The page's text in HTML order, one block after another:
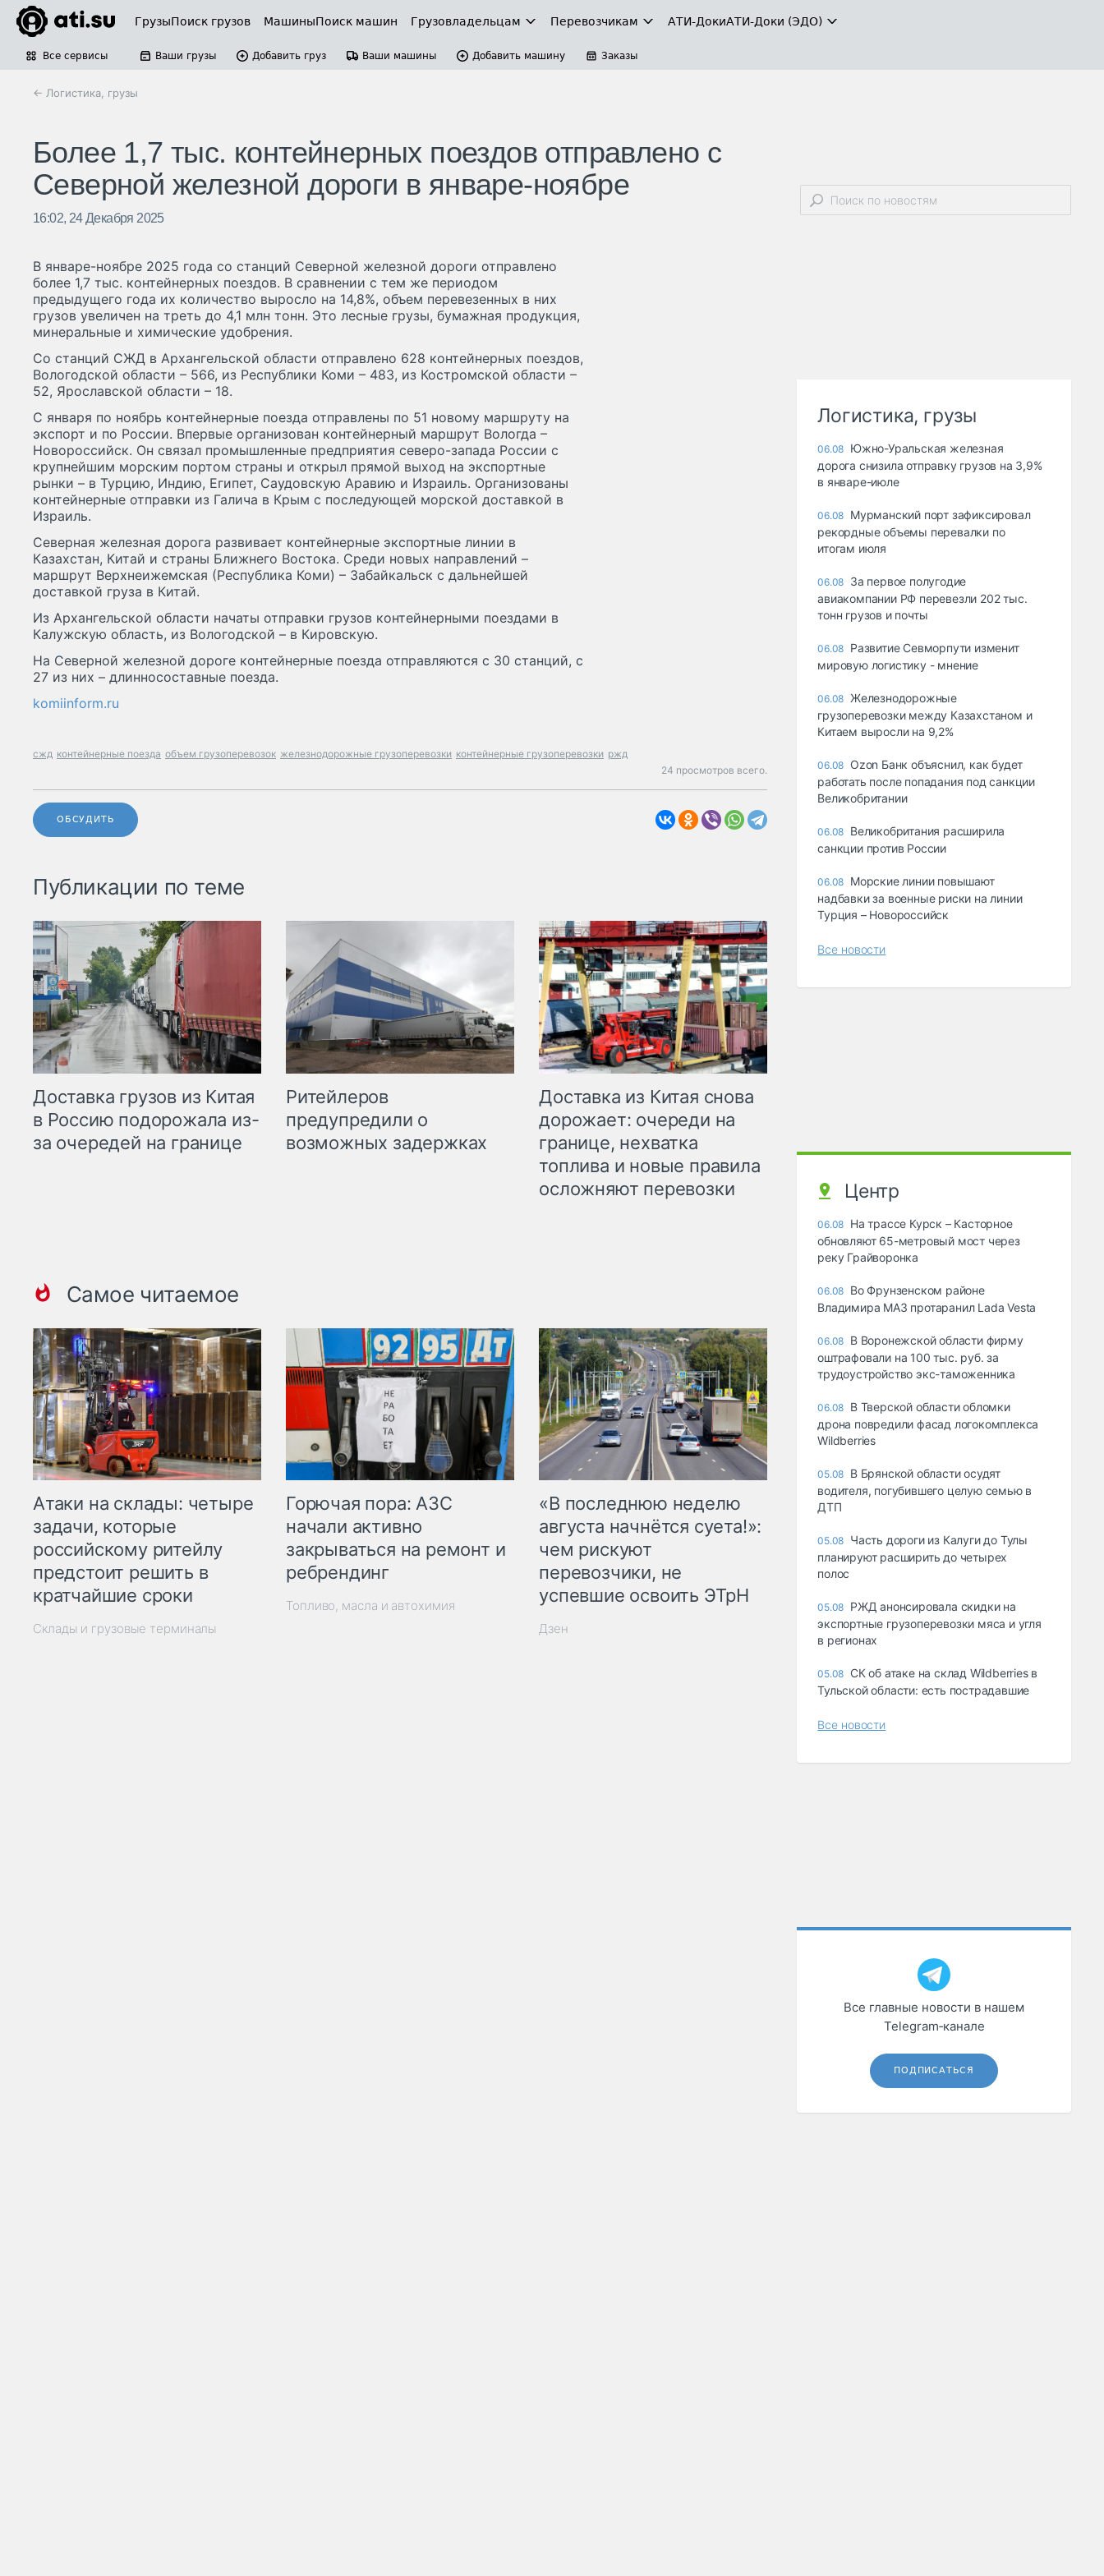
ГрузыПоиск грузов МашиныПоиск машин Грузовладельцам Перевозчикам АТИ-ДокиАТИ-Доки (ЭДО)
Все сервисы Ваши грузы Добавить груз Ваши машины Добавить машину Заказы
← Логистика, грузы
Более 1,7 тыс. контейнерных поездов отправлено с
Северной железной дороги в январе-ноябре
16:02, 24 Декабря 2025
В январе-ноябре 2025 года со станций Северной железной дороги отправлено
более 1,7 тыс. контейнерных поездов. В сравнении с тем же периодом
предыдущего года их количество выросло на 14,8%, объем перевезенных в них
грузов увеличен на треть до 4,1 млн тонн. Это лесные грузы, бумажная продукция,
минеральные и химические удобрения.
Со станций СЖД в Архангельской области отправлено 628 контейнерных поездов,
Вологодской области – 566, из Республики Коми – 483, из Костромской области –
52, Ярославской области – 18.
С января по ноябрь контейнерные поезда отправлены по 51 новому маршруту на
экспорт и по России. Впервые организован контейнерный маршрут Вологда –
Новороссийск. Он связал промышленные предприятия северо-запада России с
крупнейшим морским портом страны и открыл прямой выход на экспортные
рынки – в Турцию, Индию, Египет, Саудовскую Аравию и Израиль. Организованы
контейнерные отправки из Галича в Крым с последующей морской доставкой в
Израиль.
Северная железная дорога развивает контейнерные экспортные линии в
Казахстан, Китай и страны Ближнего Востока. Среди новых направлений –
маршрут Верхнеижемская (Республика Коми) – Забайкальск с дальнейшей
доставкой груза в Китай.
Из Архангельской области начаты отправки грузов контейнерными поездами в
Калужскую область, из Вологодской – в Кировскую.
На Северной железной дороге контейнерные поезда отправляются с 30 станций, с
27 из них – длинносоставные поезда.
komiinform.ru
сжд контейнерные поезда объем грузоперевозок железнодорожные грузоперевозки контейнерные грузоперевозки ржд
24 просмотров всего.
ОБСУДИТЬ
Публикации по теме
Доставка грузов из Китая
в Россию подорожала из-
за очередей на границе
Ритейлеров
предупредили о
возможных задержках
Доставка из Китая снова
дорожает: очереди на
границе, нехватка
топлива и новые правила
осложняют перевозки
Самое читаемое
Атаки на склады: четыре
задачи, которые
российскому ритейлу
предстоит решить в
кратчайшие сроки
Склады и грузовые терминалы
Горючая пора: АЗС
начали активно
закрываться на ремонт и
ребрендинг
Топливо, масла и автохимия
«В последнюю неделю
августа начнётся суета!»:
чем рискуют
перевозчики, не
успевшие освоить ЭТрН
Дзен
Логистика, грузы
06.08 Южно-Уральская железная
дорога снизила отправку грузов на 3,9%
в январе-июле
06.08 Мурманский порт зафиксировал
рекордные объемы перевалки по
итогам июля
06.08 За первое полугодие
авиакомпании РФ перевезли 202 тыс.
тонн грузов и почты
06.08 Развитие Севморпути изменит
мировую логистику - мнение
06.08 Железнодорожные
грузоперевозки между Казахстаном и
Китаем выросли на 9,2%
06.08 Ozon Банк объяснил, как будет
работать после попадания под санкции
Великобритании
06.08 Великобритания расширила
санкции против России
06.08 Морские линии повышают
надбавки за военные риски на линии
Турция – Новороссийск
Все новости
Центр
06.08 На трассе Курск – Касторное
обновляют 65-метровый мост через
реку Грайворонка
06.08 Во Фрунзенском районе
Владимира МАЗ протаранил Lada Vesta
06.08 В Воронежской области фирму
оштрафовали на 100 тыс. руб. за
трудоустройство экс-таможенника
06.08 В Тверской области обломки
дрона повредили фасад логокомплекса
Wildberries
05.08 В Брянской области осудят
водителя, погубившего целую семью в
ДТП
05.08 Часть дороги из Калуги до Тулы
планируют расширить до четырех
полос
05.08 РЖД анонсировала скидки на
экспортные грузоперевозки мяса и угля
в регионах
05.08 СК об атаке на склад Wildberries в
Тульской области: есть пострадавшие
Все новости
Все главные новости в нашем
Telegram‑канале
ПОДПИСАТЬСЯ